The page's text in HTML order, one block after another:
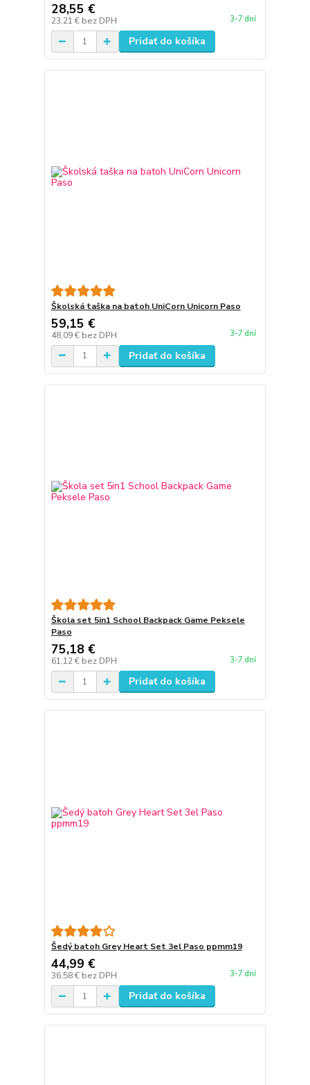
28,55 €
23,21 € bez DPH 3-7 dní
Pridať do košíka
Školská taška na batoh UniCorn Unicorn Paso
59,15 €
48,09 € bez DPH 3-7 dní
Pridať do košíka
Škola set 5in1 School Backpack Game Peksele
Paso
75,18 €
61,12 € bez DPH 3-7 dní
Pridať do košíka
Šedý batoh Grey Heart Set 3el Paso ppmm19
44,99 €
36,58 € bez DPH 3-7 dní
Pridať do košíka